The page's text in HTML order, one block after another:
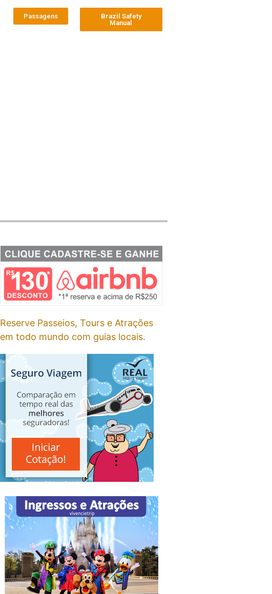
Passagens
Brazil Safety
Manual
Reserve Passeios, Tours e Atrações
em todo mundo com guias locais.